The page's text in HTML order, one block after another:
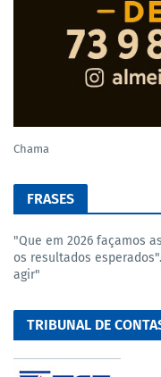
Chama
FRASES
"Que em 2026 façamos
os resultados
agir"
TRIBUNAL DE